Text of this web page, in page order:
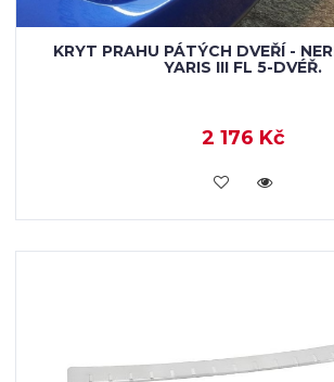
KRYT PRAHU PÁTÝCH DVEŘÍ -
YARIS III FL 5-DVÉŘ.
2 176 Kč
KOUPIT